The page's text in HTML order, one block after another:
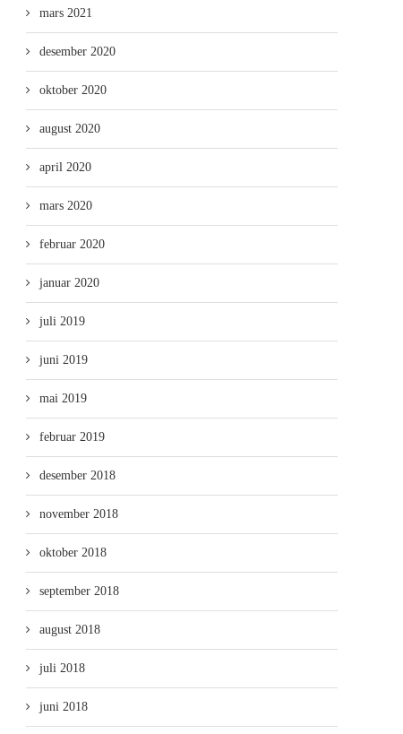
mars 2021
desember 2020
oktober 2020
august 2020
april 2020
mars 2020
februar 2020
januar 2020
juli 2019
juni 2019
mai 2019
februar 2019
desember 2018
november 2018
oktober 2018
september 2018
august 2018
juli 2018
juni 2018